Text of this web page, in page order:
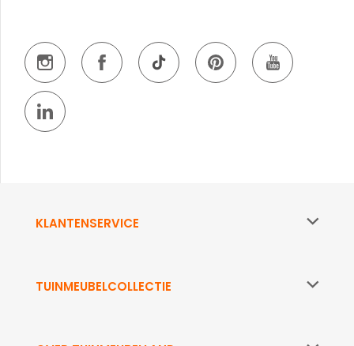
KLANTENSERVICE
TUINMEUBELCOLLECTIE